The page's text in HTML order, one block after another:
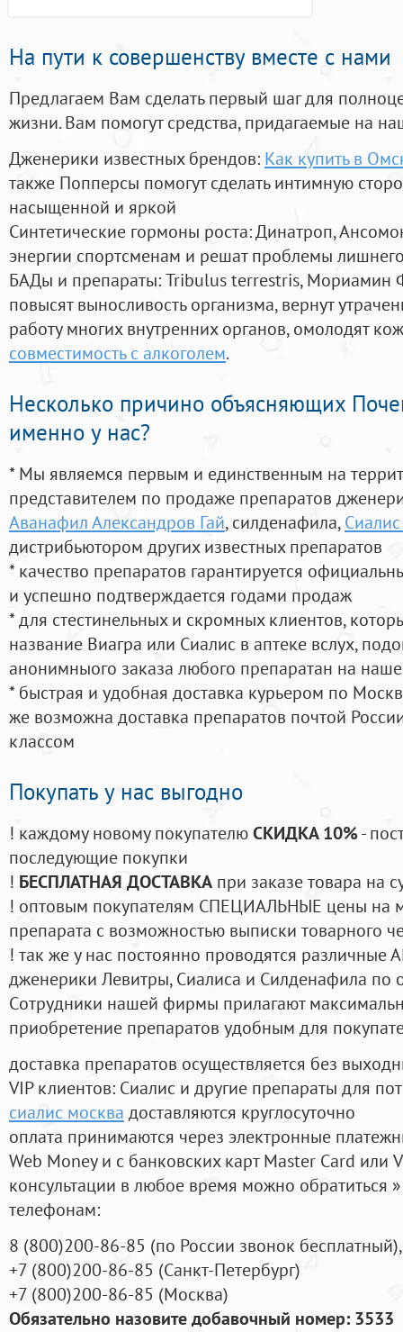
На пути к совершенству вместе с нами
Предлагаем Вам сделать первый шаг для
жизни. Вам помогут средства, придагаемые на
Дженерики известных брендов: Как купить в
также Попперсы помогут сделать интимную
насыщенной и яркой
Синтетические гормоны роста: Динатроп,
энергии спортсменам и решат проблемы
БАДы и препараты:Tribulus terrestris, Мориамин
повысят выносливость организма, вернут
работу многих внутренних органов, омолодят
совместимость с алкоголем.
Несколько причино объясняющих
именно у нас?
* Мы являемся первым и единственным на
представителем по продаже препаратов
Аванафил Александров Гай, силденафила,
дистрибьютором других известных препаратов
* качество препаратов гарантируется
и успешно подтверждается годами продаж
* для стестинельных и скромных клиентов,
название Виагра или Сиалис в аптеке вслух,
анонимныого заказа любого препаратан на
* быстрая и удобная доставка курьером по
же возможна доставка препаратов почтой
классом
Покупать у нас выгодно
! каждому новому покупателюСКИДКА 10%-
последующие покупки
! БЕСПЛАТНАЯ ДОСТАВКА при заказе товара на
! оптовым покупателям СПЕЦИАЛЬНЫЕ цены на
препарата с возможностью выписки товарного
! так же у нас постоянно проводятся
дженерики Левитры, Сиалиса и Силденафила по
Cотрудники нашей фирмы прилагают
приобретение препаратов удобным для
доставка препаратов осуществляется без
VIP клиентов: Сиалис и другие препараты для
сиалис москва доставляются круглосуточно
оплата принимаются через электронные
Web Money и с банковских карт Master Card или
консультации в любое время можно обратиться
телефонам:
8 (800)200-86-85 (по России звонок бесплатный),
+7 (800)200-86-85 (Санкт-Петербург)
+7 (800)200-86-85 (Москва)
Обязательно назовите добавочный номер: 3533